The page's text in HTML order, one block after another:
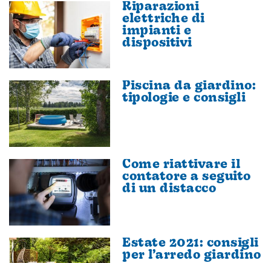
Riparazioni
elettriche di
impianti e
dispositivi
Piscina da giardino:
tipologie e consigli
Come riattivare il
contatore a seguito
di un distacco
Estate 2021: consigli
per l’arredo giardino